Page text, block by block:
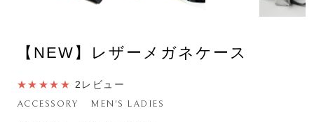
【NEW】レザーメガネケース
★★★★★ 2レビュー
ACCESSORY MEN'S LADIES